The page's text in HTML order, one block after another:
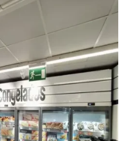
COLLADO VILLALBA